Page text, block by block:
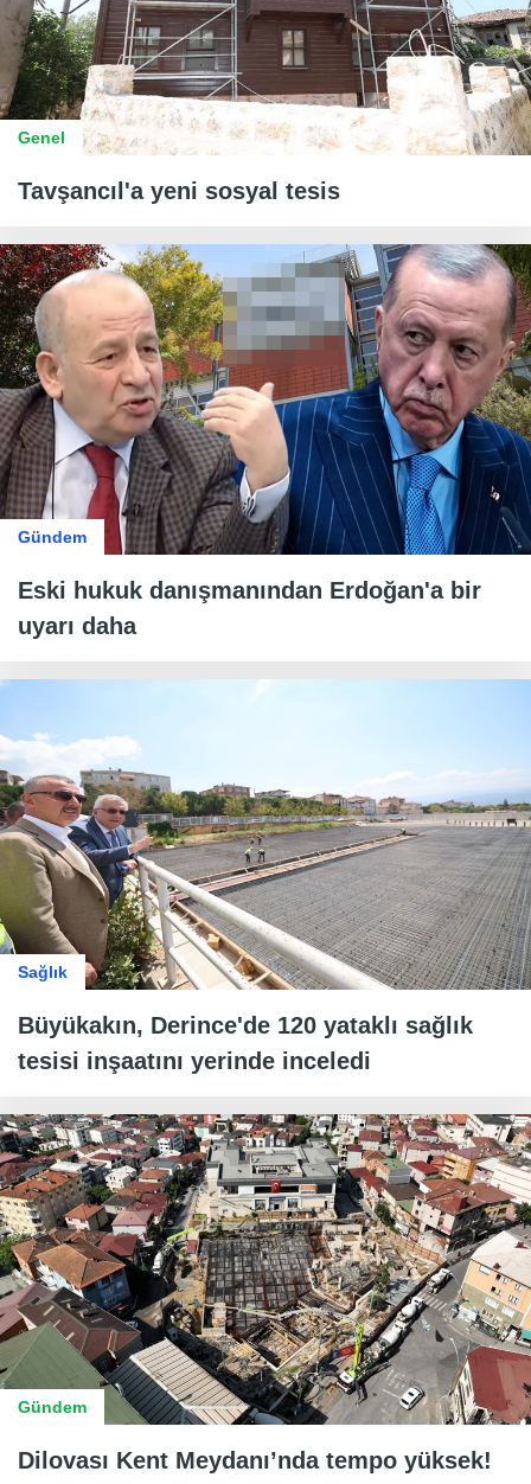
Genel
Tavşancıl'a yeni sosyal tesis
Gündem
Eski hukuk danışmanından Erdoğan'a bir
uyarı daha
Sağlık
Büyükakın, Derince'de 120 yataklı sağlık
tesisi inşaatını yerinde inceledi
Gündem
Dilovası Kent Meydanı’nda tempo yüksek!